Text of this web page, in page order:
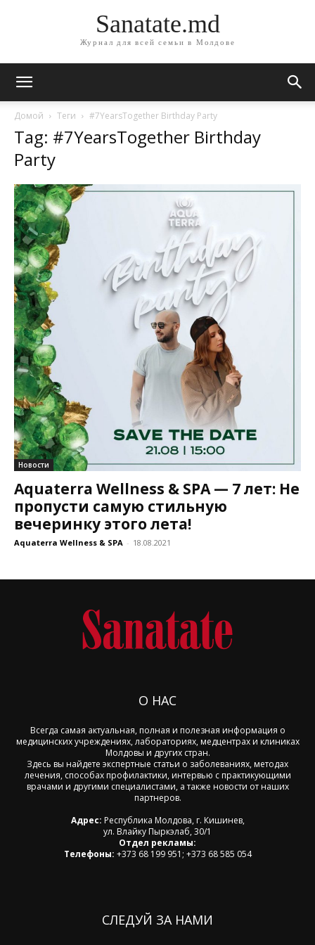
Sanatate.md
Журнал для всей семьи в Молдове
Домой Теги #7YearsTogether Birthday Party
Tag: #7YearsTogether Birthday
Party
Новости
Aquaterra Wellness & SPA — 7 лет: Не
пропусти самую стильную
вечеринку этого лета!
Aquaterra Wellness & SPA - 18.08.2021
О НАС
Всегда самая актуальная, полная и полезная информация о
медицинских учреждениях, лабораториях, медцентрах и клиниках
Молдовы и других стран.
Здесь вы найдете экспертные статьи о заболеваниях, методах
лечения, способах профилактики, интервью с практикующими
врачами и другими специалистами, а также новости от наших
партнеров.
Адрес: Республика Молдова, г. Кишинев,
ул. Влайку Пыркэлаб, 30/1
Отдел рекламы:
Телефоны: +373 68 199 951; +373 68 585 054
СЛЕДУЙ ЗА НАМИ